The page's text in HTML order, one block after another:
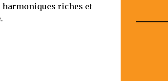
riches et